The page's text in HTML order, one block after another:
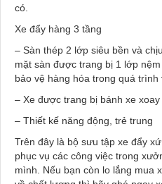
có.
Xe đẩy hàng 3 tầng
– Sàn thép 2 lớp siêu bền và
mặt sàn được trang bị 1 lớp
bảo vệ hàng hóa trong quá trình
– Xe được trang bị bánh xe
– Thiết kế năng động, trẻ trung
Trên đây là bộ sưu tập xe đẩy
phục vụ các công việc trong
mình. Nếu bạn còn lo lắng mua